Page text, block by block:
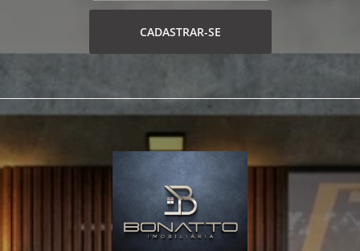
CADASTRAR-SE